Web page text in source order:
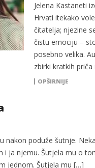
u 2026.
plina
insekata do sunčanice
na području VPŽ
Jelena Kastaneti
Hrvati itekako
čitatelja; njezine
čistu emociju –
posebno velika.
zbirki kratkih
OPŠIRNIJE
poduže šutnje.
i ja njemu. Šutjela mu o
jednom. Šutjela mu […]